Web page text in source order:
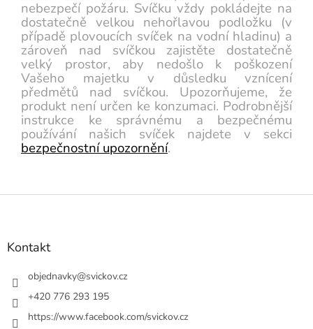
nebezpečí požáru. Svíčku vždy pokládejte na
dostatečně velkou nehořlavou podložku (v
případě plovoucích svíček na vodní hladinu) a
zároveň nad svíčkou zajistěte dostatečně
velký prostor, aby nedošlo k poškození
Vašeho majetku v důsledku vznícení
předmětů nad svíčkou. Upozorňujeme, že
produkt není určen ke konzumaci. Podrobnější
instrukce ke správnému a bezpečnému
používání našich svíček najdete v sekci
bezpečnostní upozornění.
Z
Kontakt
objednavky@svickov.cz
+420 776 293 195
https://www.facebook.com/svickov.cz